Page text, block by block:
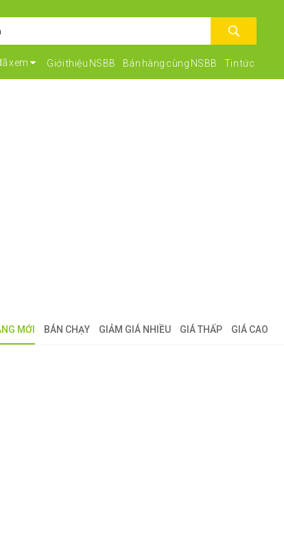
xem Giới thiệu NSBB Bán hàng cùng NSBB Tin tức
MỚI BÁN CHẠY GIẢM GIÁ NHIỀU GIÁ THẤP GIÁ CAO